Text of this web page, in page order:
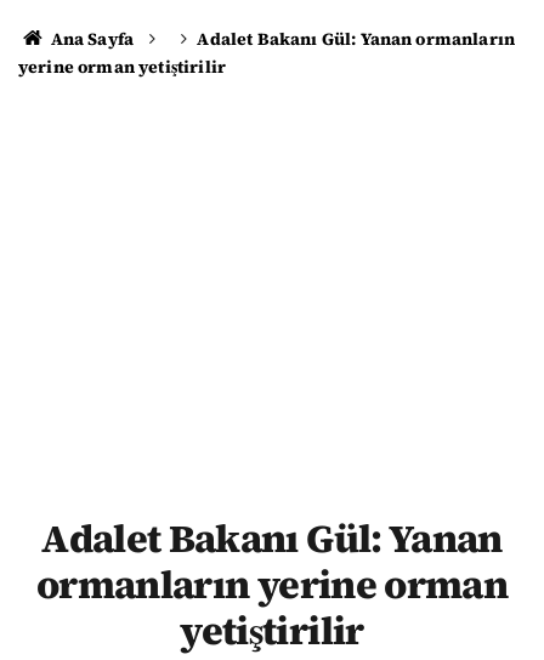
Ana Sayfa
Adalet Bakanı Gül: Yanan ormanların
yerine orman yetiştirilir
Adalet Bakanı Gül: Yanan
ormanların yerine orman
yetiştirilir